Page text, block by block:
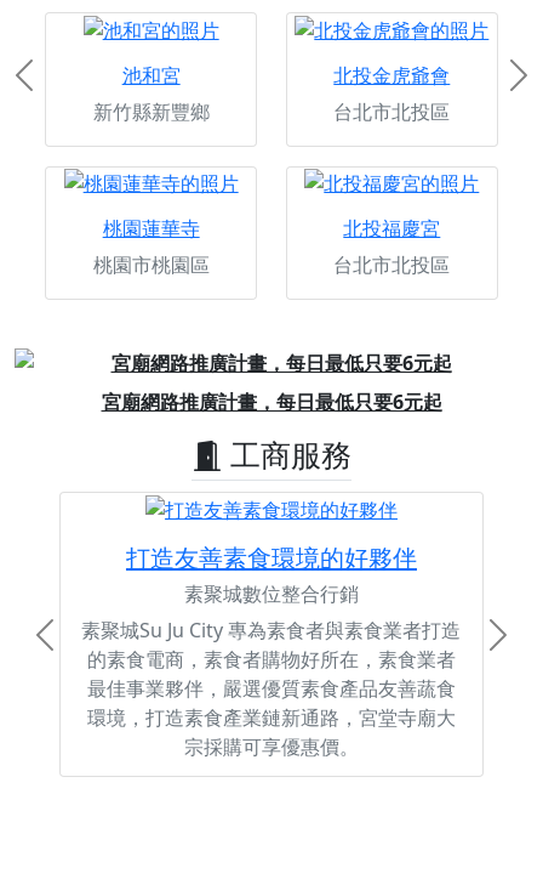
池和宮
新竹縣新豐鄉
北投金虎爺會
台北市北投區
桃園蓮華寺
桃園市桃園區
北投福慶宮
台北市北投區
Previous
宮廟網路推廣計畫，每日最低只要6元起
Previous
工商服務
打造友善素食環境的好夥伴
素聚城數位整合行銷
素聚城Su Ju City 專為素食者與素食業者打造
的素食電商，素食者購物好所在，素食業者
最佳事業夥伴，嚴選優質素食產品友善蔬食
環境，打造素食產業鏈新通路，宮堂寺廟大
宗採購可享優惠價。
Previous Next